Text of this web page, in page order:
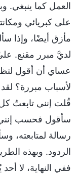
العمل كما ينبغي.
على كبريائي
مأزق أيضًا، وإذا
لديَّ مبرر مقنع.
عساي أن أقول
لأسباب مبررة؟
قُلت إنني تابعتُ كل
سأقول فحسب إنني
رسالة لمتابعته،
الردود. وبهذه
ففي النهاية، لا